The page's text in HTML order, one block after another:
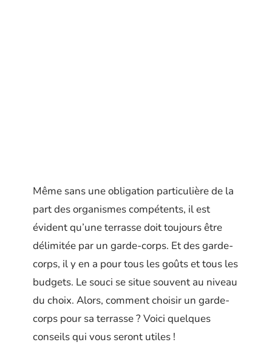
Même sans une obligation particulière de la
part des organismes compétents, il est
évident qu’une terrasse doit toujours être
délimitée par un garde-corps. Et des garde-
corps, il y en a pour tous les goûts et tous les
budgets. Le souci se situe souvent au niveau
du choix. Alors, comment choisir un garde-
corps pour sa terrasse ? Voici quelques
conseils qui vous seront utiles !